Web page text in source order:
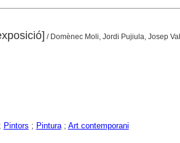
/ Domènec Moli, Jordi Pujiula, Josep
; Pintors ; Pintura; Art contemporani